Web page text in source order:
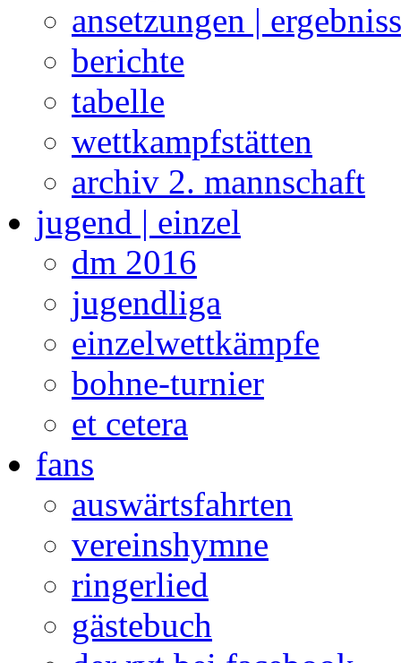
ansetzungen |
berichte
tabelle
wettkampfstätten
archiv 2. mannschaft
jugend | einzel
dm 2016
jugendliga
einzelwettkämpfe
bohne-turnier
et cetera
fans
auswärtsfahrten
vereinshymne
ringerlied
gästebuch